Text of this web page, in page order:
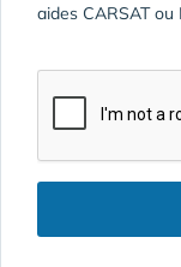
aides CARSAT ou